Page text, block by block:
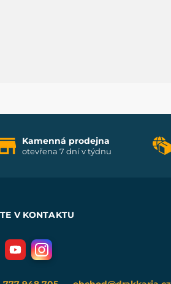
Kamenná prodejna
otevřena 7 dní v týdnu
V KONTAKTU